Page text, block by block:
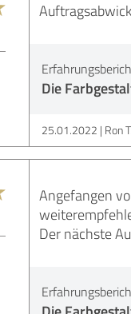
Die
25.01.2022 Ron T.
Angefangen
Der nächste